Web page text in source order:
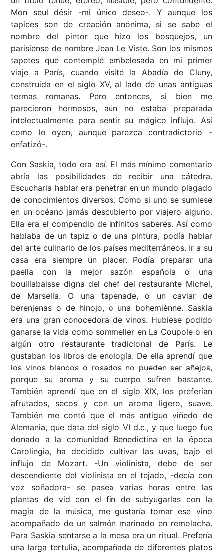
Mon seul désir -mi único deseo-. Y aunque los
tapices son de creación anónima, si se sabe el
nombre del pintor que hizo los bosquejos, un
parisiense de nombre Jean Le Viste. Son los mismos
tapetes que contemplé embelesada en mi primer
viaje a París, cuando visité la Abadía de Cluny,
construida en el siglo XV, al lado de unas antiguas
termas romanas. Pero entonces, si bien me
parecieron hermosos, aún no estaba preparada
intelectualmente para sentir su mágico influjo. Así
como lo oyen, aunque parezca contradictorio -
enfatizó-.
Con Saskia, todo era así. El más mínimo comentario
abría las posibilidades de recibir una cátedra.
Escucharla hablar era penetrar en un mundo plagado
de conocimientos diversos. Como si uno se sumiese
en un océano jamás descubierto por viajero alguno.
Ella era el compendio de infinitos saberes. Así como
hablaba de un tapiz o de una pintura, podía hablar
del arte culinario de los países mediterráneos. Ir a su
casa era siempre un placer. Podía preparar una
paella con la mejor sazón española o una
bouillabaisse digna del chef del restaurante Michel,
de Marsella. O una tapenade, o un caviar de
berenjenas o de hinojo, o una bohemiènne. Saskia
era una gran conocedora de vinos. Hubiese podido
ganarse la vida como sommelier en La Coupole o en
algún otro restaurante tradicional de París. Le
gustaban los libros de enología. De ella aprendí que
los vinos blancos o rosados no pueden ser añejos,
porque su aroma y su cuerpo sufren bastante.
También aprendí que en el siglo XIX, los preferían
afrutados, secos y con un aroma ligero, suave.
También me contó que el más antiguo viñedo de
Alemania, que data del siglo VI d.c., y que luego fue
donado a la comunidad Benedictina en la época
Carolingia, ha decidido cultivar las uvas, bajo el
influjo de Mozart. -Un violinista, debe de ser
descendiente del violinista en el tejado, -decía con
voz soñadora- se pasea varias horas entre las
plantas de vid con el fin de subyugarlas con la
magia de la música, me gustaría tomar ese vino
acompañado de un salmón marinado en remolacha.
Para Saskia sentarse a la mesa era un ritual. Prefería
una larga tertulia, acompañada de diferentes platos